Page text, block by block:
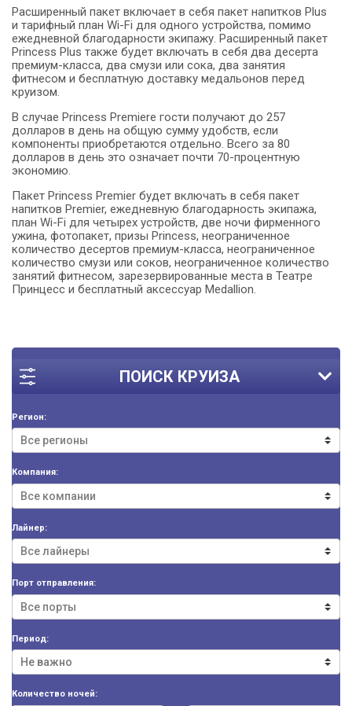
ПОИСК КРУИЗА
Регион:
Компания:
Лайнер:
Порт отправления:
Период:
Количество ночей:
Расширенный пакет включает в себя пакет напитков Plus
и тарифный план Wi-Fi для одного устройства, помимо
ежедневной благодарности экипажу. Расширенный пакет
Princess Plus также будет включать в себя два десерта
премиум-класса, два смузи или сока, два занятия
фитнесом и бесплатную доставку медальонов перед
круизом.
В случае Princess Premiere гости получают до 257
долларов в день на общую сумму удобств, если
компоненты приобретаются отдельно. Всего за 80
долларов в день это означает почти 70-процентную
экономию.
Пакет Princess Premier будет включать в себя пакет
напитков Premier, ежедневную благодарность экипажа,
план Wi-Fi для четырех устройств, две ночи фирменного
ужина, фотопакет, призы Princess, неограниченное
количество десертов премиум-класса, неограниченное
количество смузи или соков, неограниченное количество
занятий фитнесом, зарезервированные места в Театре
Принцесс и бесплатный аксессуар Medallion.